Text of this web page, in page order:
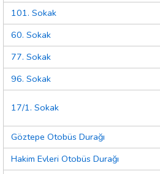
101. Sokak
60. Sokak
77. Sokak
96. Sokak
17/1. Sokak
Göztepe Otobüs Durağı
Hakim Evleri Otobüs Durağı